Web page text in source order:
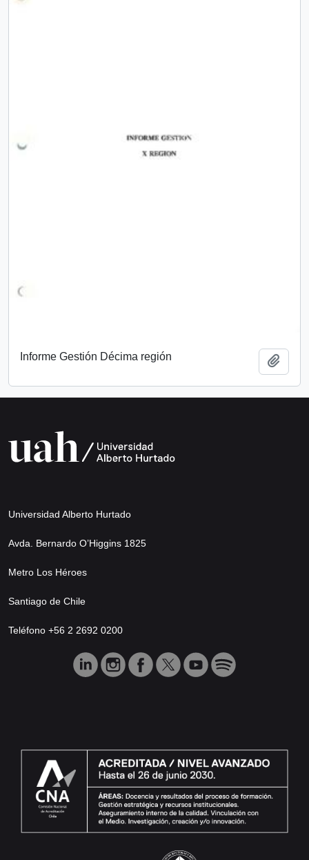
Informe Gestión Décima región
Universidad Alberto Hurtado
Avda. Bernardo O’Higgins 1825
Metro Los Héroes
Santiago de Chile
Teléfono +56 2 2692 0200